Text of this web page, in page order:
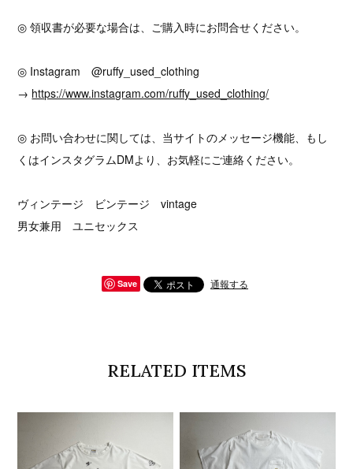
◎ 領収書が必要な場合は、ご購入時にお問合せください。
◎ Instagram @ruffy_used_clothing
→ https://www.instagram.com/ruffy_used_clothing/
◎ お問い合わせに関しては、当サイトのメッセージ機能、もし
くはインスタグラムDMより、お気軽にご連絡ください。
ヴィンテージ ビンテージ vintage
男女兼用 ユニセックス
Save 通報する
RELATED ITEMS